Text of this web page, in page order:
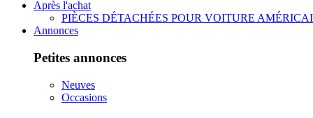
Après l'achat
PIÈCES DÉTACHÉES POUR VOITURE
Annonces
Petites annonces
Neuves
Occasions